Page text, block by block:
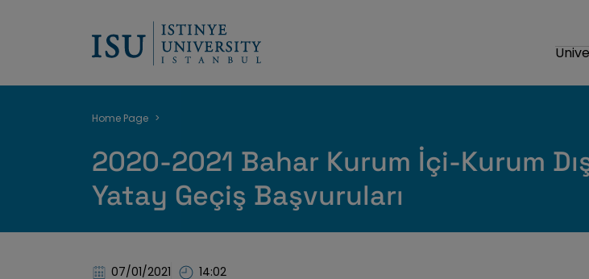
Breadcrumb
Home Page
2020-2021 Bahar Kurum İçi-Kurum
Yatay Geçiş Başvuruları
07/01/2021 14:02